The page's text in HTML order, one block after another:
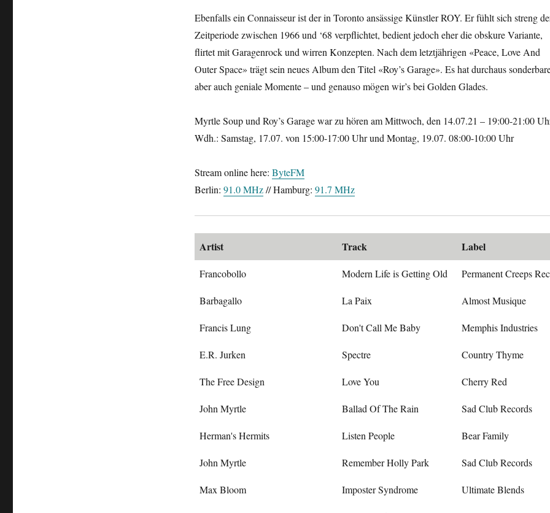
Ebenfalls ein Connaisseur ist der in Toronto ansässige Künstler ROY. Er fühlt sich streng
Zeitperiode zwischen 1966 und ‘68 verpflichtet, bedient jedoch eher die obskure Variante,
flirtet mit Garagenrock und wirren Konzepten. Nach dem letztjährigen «Peace, Love And
Outer Space» trägt sein neues Album den Titel «Roy’s Garage». Es hat durchaus
aber auch geniale Momente – und genauso mögen wir’s bei Golden Glades.
Myrtle Soup und Roy’s Garage war zu hören am Mittwoch, den 14.07.21 – 19:00-21:00
Wdh.: Samstag, 17.07. von 15:00-17:00 Uhr und Montag, 19.07. 08:00-10:00 Uhr
Stream online here: ByteFM
Berlin: 91.0 MHz// Hamburg: 91.7 MHz
Artist Track Label
Francobollo Modern Life is Getting Old Permanent Creeps
Barbagallo La Paix Almost Musique
Francis Lung Don't Call Me Baby Memphis Industries
E.R. Jurken Spectre Country Thyme
The Free Design Love You Cherry Red
John Myrtle Ballad Of The Rain Sad Club Records
Herman's Hermits Listen People Bear Family
John Myrtle Remember Holly Park Sad Club Records
Max Bloom Imposter Syndrome Ultimate Blends